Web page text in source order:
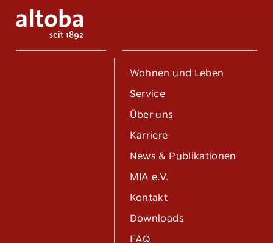
Wohnen und Leben
Service
Über uns
Karriere
News & Publikationen
MIA e.V.
Kontakt
Downloads
FAQ